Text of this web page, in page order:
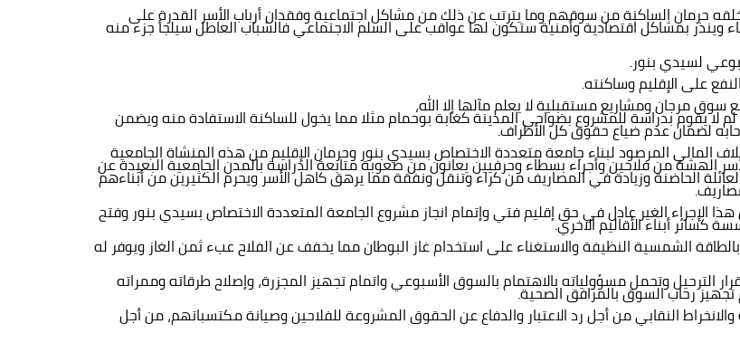
حرمان الساكنة من سوقهم وما يترتب عن ذلك من مشاكل اجتماعية وفقدان أرباب الأسر القدرة على
وينذر بمشاكل اقتصادية وأمنية ستكون لها عواقب على السلم الاجتماعي فالشباب العاطل سيلجأ جزء منه
لسيدي بنور.
على الإقليم وساكنته.
مرجان ومشاريع مستقبلية لا يعلم مآلها إلا الله،
لا يقوم بدراسة للمشروع بضواحي المدينة كغابة بوحمام مثلا مما يخول للساكنة الاستفادة منه ويضمن
لضمان عدم ضياع حقوق كل الأطراف.
المالي المرصود لبناء جامعة متعددة الاختصاص بسيدي بنور وحرمان الإقليم من هذه المنشاة الجامعية
الهشة من فلاحين وأجراء بسطاء وحرفيين يعانون من صعوبة متابعة الدراسة بالمدن الجامعية البعيدة عن
الحاضنة وزيادة في المصاريف من كراء وتنقل ونفقة مما يرهق كاهل الأسر ويحرم الكثيرين من أبناءهم
هذا الإجراء الغير عادل في حق إقليم فتي وإتمام انجاز مشروع الجامعة المتعددة الاختصاص بسيدي بنور وفتح
كسائر أبناء الأقاليم الاخري.
الشمسية النظيفة والاستغناء على استخدام غاز البوطان مما يخفف عن الفلاح عبء ثمن الغاز ويوفر له
الترحيل وتحمل مسؤولياته بالاهتمام بالسوق الأسبوعي واتمام تجهيز المجزرة، وإصلاح طرقاته وممراته
رحاب السوق بالمرافق الصحية.
النقابي من أجل رد الاعتبار والدفاع عن الحقوق المشروعة للفلاحين وصيانة مكتسباتهم، من أجل